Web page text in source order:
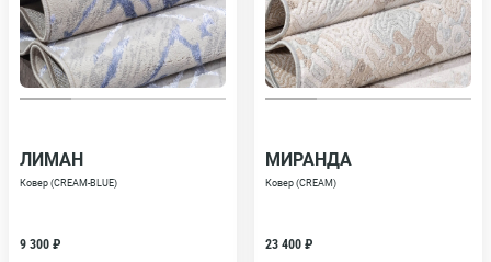
ЛИМАН
Ковер (CREAM-BLUE)
9 300 ₽
МИРАНДА
Ковер (CREAM)
23 400 ₽